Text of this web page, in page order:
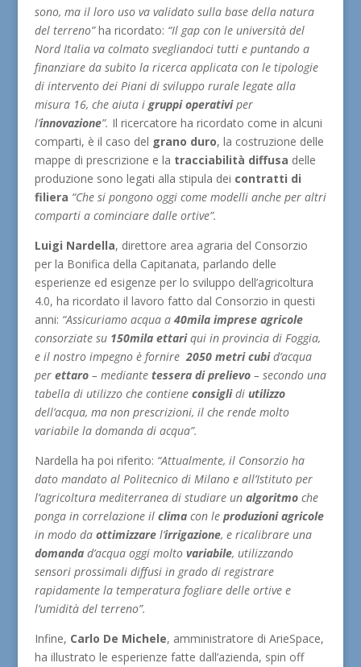
sono, ma il loro uso va validato sulla base della natura
del terreno”ha ricordato: “Il gap con le università del
Nord Italia va colmato svegliandoci tutti e puntando a
finanziare da subito la ricerca applicata con le tipologie
di intervento dei Piani di sviluppo rurale legate alla
misura 16, che aiuta i gruppi operativiper
l’innovazione”. Il ricercatore ha ricordato come in alcuni
comparti, è il caso del grano duro, la costruzione delle
mappe di prescrizione e la tracciabilità diffusa delle
produzione sono legati alla stipula dei contratti di
filiera “Che si pongono oggi come modelli anche per altri
comparti a cominciare dalle ortive”.
Luigi Nardella, direttore area agraria del Consorzio
per la Bonifica della Capitanata, parlando delle
esperienze ed esigenze per lo sviluppo dell’agricoltura
4.0, ha ricordato il lavoro fatto dal Consorzio in questi
anni: “Assicuriamo acqua a 40mila imprese agricole
consorziate su 150mila ettariqui in provincia di Foggia,
e il nostro impegno è fornire2050 metri cubid’acqua
per ettaro– mediante tessera di prelievo – secondo una
tabella di utilizzo che contiene consiglidi utilizzo
dell’acqua, ma non prescrizioni, il che rende molto
variabile la domanda di acqua”.
Nardella ha poi riferito: “Attualmente, il Consorzio ha
dato mandato al Politecnico di Milano e all’Istituto per
l’agricoltura mediterranea di studiare un algoritmoche
ponga in correlazione il climacon le produzioni agricole
in modo da ottimizzarel’irrigazione, e ricalibrare una
domandad’acqua oggi molto variabile, utilizzando
sensori prossimali diffusi in grado di registrare
rapidamente la temperatura fogliare delle ortive e
l’umidità del terreno”.
Infine, Carlo De Michele, amministratore di ArieSpace,
ha illustrato le esperienze fatte dall’azienda, spin off